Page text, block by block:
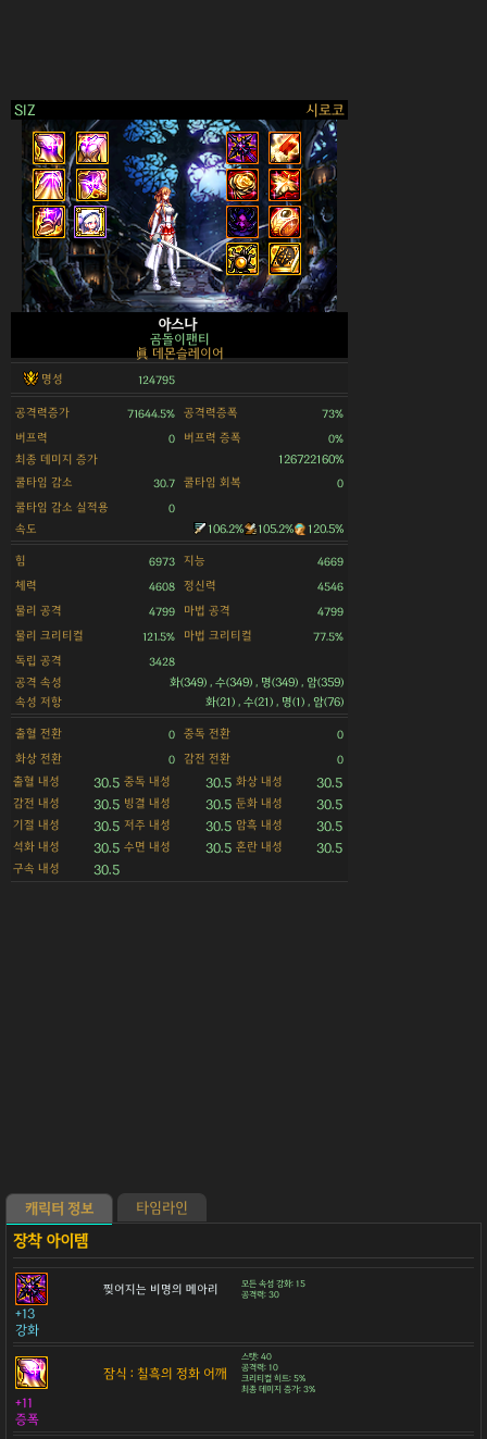
SIZ 시로코
>
아스나
곰돌이팬티
眞 데몬슬레이어
명성 124795
공격력증가 71644.5% 공격력증폭 73%
버프력 0 버프력 증폭 0%
최종 데미지 증가
126722160%
쿨타임 감소
30.7 쿨타임 회복 0
쿨타임 감소 실적용 0
속도 106.2% 105.2% 120.5%
힘 6973 지능 4669
체력 4608 정신력 4546
물리 공격 4799 마법 공격 4799
물리 크리티컬 121.5% 마법 크리티컬 77.5%
독립 공격 3428
공격 속성
화(349) , 수(349) , 명(349) , 암(359)
속성 저항
화(21) , 수(21) , 명(1) , 암(76)
출혈 전환 0 중독 전환 0
화상 전환 0 감전 전환 0
출혈 내성 30.5 중독 내성 30.5 화상 내성 30.5
감전 내성 30.5 빙결 내성 30.5 둔화 내성 30.5
기절 내성 30.5 저주 내성 30.5 암흑 내성 30.5
석화 내성 30.5 수면 내성 30.5 혼란 내성 30.5
구속 내성 30.5
캐릭터 정보 타임라인
찢어지는 비명의 메아리
모든 속성 강화: 15
공격력: 30
+13
강화
잠식 : 칠흑의 정화 어깨
스탯: 40
공격력: 10
크리티컬 히트: 5%
최종 데미지 증가: 3%
+11
증폭